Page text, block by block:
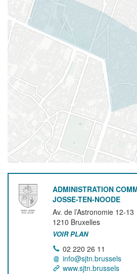
ADMINISTRATION
JOSSE-TEN-NOODE
Av. de l’Astronomie 12-13
1210 Bruxelles
VOIR PLAN
02 220 26 11
info@sjtn.brussels
www.sjtn.brussels